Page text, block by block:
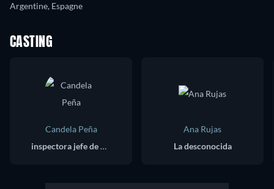
Argentine, Espagne
CASTING
Candela Peña
inspectora jefe de policía : Anna Ripoll
Ana Rujas
La desconocida